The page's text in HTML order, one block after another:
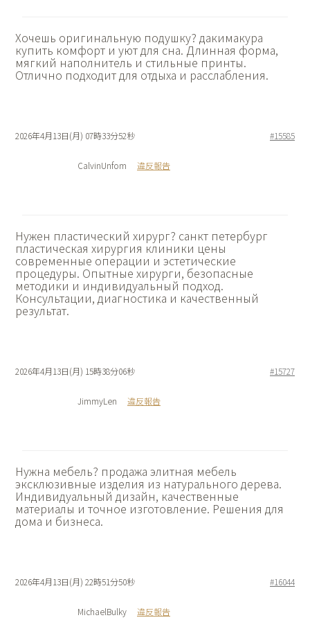
Хочешь оригинальную подушку? дакимакура
купить комфорт и уют для сна. Длинная форма,
мягкий наполнитель и стильные принты.
Отлично подходит для отдыха и расслабления.
2026年4月13日(月) 07時33分52秒 #15585
CalvinUnfom 違反報告
Нужен пластический хирург? санкт петербург
пластическая хирургия клиники цены
современные операции и эстетические
процедуры. Опытные хирурги, безопасные
методики и индивидуальный подход.
Консультации, диагностика и качественный
результат.
2026年4月13日(月) 15時38分06秒 #15727
JimmyLen 違反報告
Нужна мебель? продажа элитная мебель
эксклюзивные изделия из натурального дерева.
Индивидуальный дизайн, качественные
материалы и точное изготовление. Решения для
дома и бизнеса.
2026年4月13日(月) 22時51分50秒 #16044
MichaelBulky 違反報告